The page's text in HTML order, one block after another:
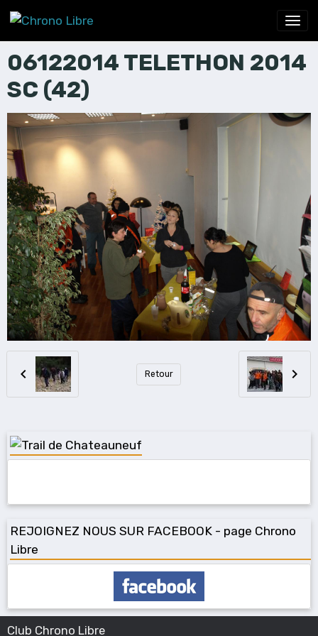
06122014 TELETHON 2014
SC (42)
Retour
REJOIGNEZ NOUS SUR FACEBOOK - page Chrono
Libre
Club Chrono Libre